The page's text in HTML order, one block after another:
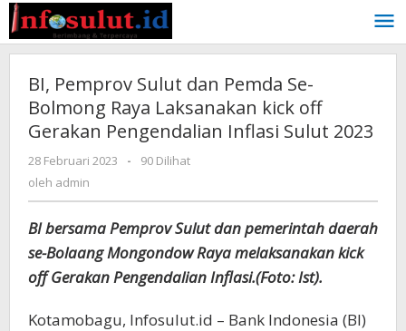
Lewati
ke
konten
BI, Pemprov Sulut dan Pemda Se-
Bolmong Raya Laksanakan kick off
Gerakan Pengendalian Inflasi Sulut 2023
28 Februari 2023
oleh
-
90 Dilihat
oleh admin
BI bersama Pemprov Sulut dan pemerintah daerah
se-Bolaang Mongondow Raya melaksanakan kick
off Gerakan Pengendalian Inflasi.(Foto: Ist).
Kotamobagu, Infosulut.id – Bank Indonesia (BI)